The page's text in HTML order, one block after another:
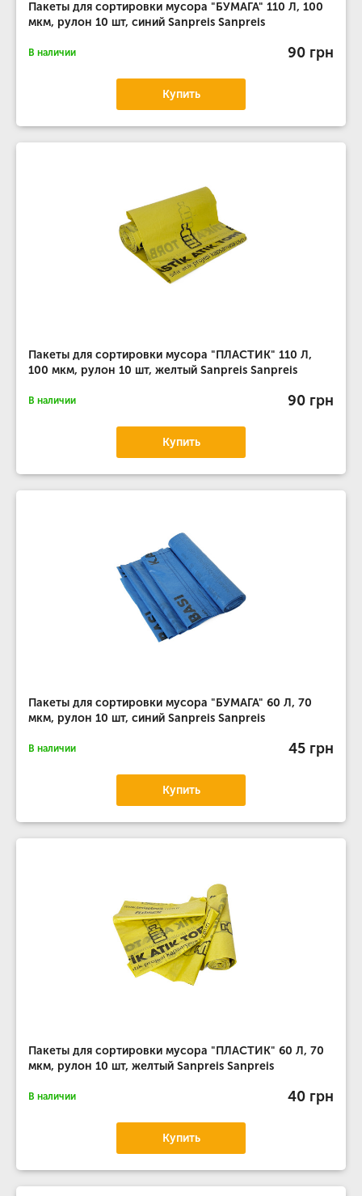
Пакеты для сортировки мусора "БУМАГА" 110 Л, 100
мкм, рулон 10 шт, синий Sanpreis Sanpreis
В наличии 90 грн
Купить
Пакеты для сортировки мусора "ПЛАСТИК" 110 Л,
100 мкм, рулон 10 шт, желтый Sanpreis Sanpreis
В наличии 90 грн
Купить
Пакеты для сортировки мусора "БУМАГА" 60 Л, 70
мкм, рулон 10 шт, синий Sanpreis Sanpreis
В наличии 45 грн
Купить
Пакеты для сортировки мусора "ПЛАСТИК" 60 Л, 70
мкм, рулон 10 шт, желтый Sanpreis Sanpreis
В наличии 40 грн
Купить